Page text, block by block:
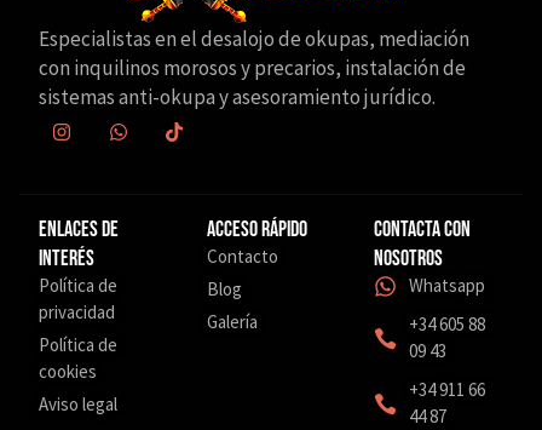
Especialistas en el desalojo de okupas, mediación
con inquilinos morosos y precarios, instalación de
sistemas anti-okupa y asesoramiento jurídico.
Enlaces de
interés
Política de
privacidad
Política de
cookies
Aviso legal
Acceso Rápido
Contacto
Blog
Galería
Contacta con
nosotros
Whatsapp
+34 605 88
09 43
‎+34 911 66
44 87